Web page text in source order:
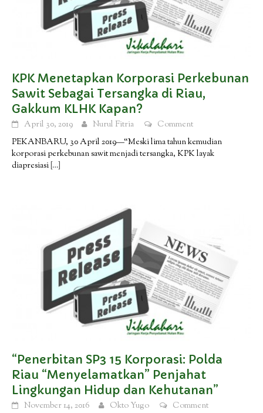
KPK Menetapkan Korporasi Perkebunan
Sawit Sebagai Tersangka di Riau,
Gakkum KLHK Kapan?
April 30, 2019 Nurul Fitria
Comment
PEKANBARU, 30 April 2019—“Meski lima tahun kemudian
korporasi perkebunan sawit menjadi tersangka, KPK layak
diapresiasi […]
“Penerbitan SP3 15 Korporasi: Polda
Riau “Menyelamatkan” Penjahat
Lingkungan Hidup dan Kehutanan”
November 14, 2016 Okto Yugo
Comment